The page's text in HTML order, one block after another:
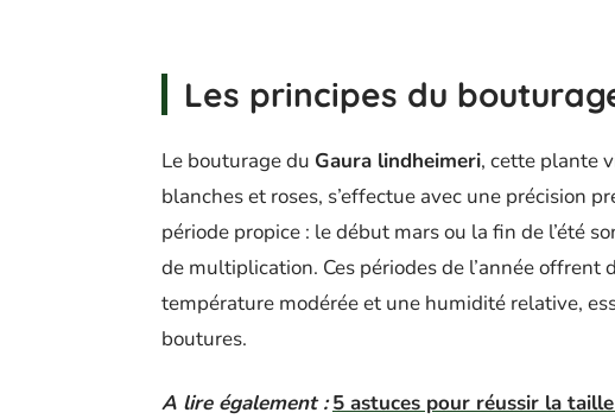
Les principes du
Le bouturage du Gaura lindheimeri, cette plante
blanches et roses, s’effectue avec une précision
période propice : le début mars ou la fin de l’été
de multiplication. Ces périodes de l’année
température modérée et une humidité relative,
boutures.
A lire également : 5 astuces pour réussir la